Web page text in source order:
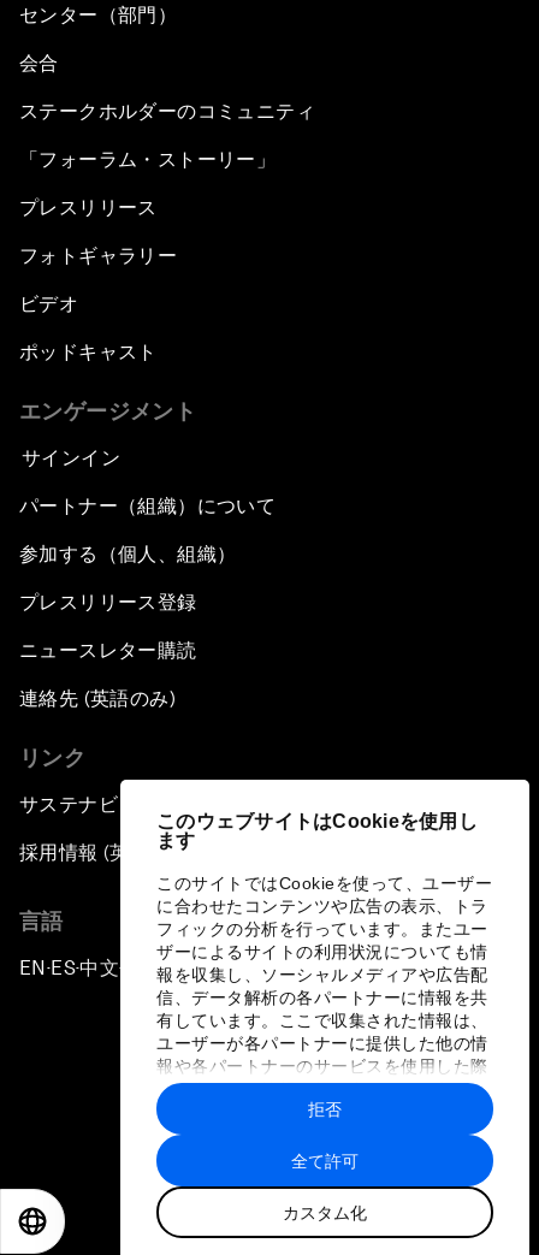
このウェブサイトはCookieを使用し
ます
このサイトではCookieを使って、ユーザー
に合わせたコンテンツや広告の表示、トラ
フィックの分析を行っています。またユー
ザーによるサイトの利用状況についても情
報を収集し、ソーシャルメディアや広告配
信、データ解析の各パートナーに情報を共
有しています。ここで収集された情報は、
ユーザーが各パートナーに提供した他の情
報や各パートナーのサービスを使用した際
に収集された情報と組み合わされ、各パー
トナーによって使用されることがありま
す。
全て許可
カスタム化
拒否
センター（部門）
会合
ステークホルダーのコミュニティ
「フォーラム・ストーリー」
プレスリリース
フォトギャラリー
ビデオ
ポッドキャスト
エンゲージメント
サインイン
パートナー（組織）について
参加する（個人、組織）
プレスリリース登録
ニュースレター購読
連絡先 (英語のみ)
リンク
サステナビリティへの取り組み
採用情報 (英語のみ)
言語
EN ▪ES▪中文▪ 日本語
プライバシーポリシーと利用規約
サイトマップ
©
世界経済フォーラム